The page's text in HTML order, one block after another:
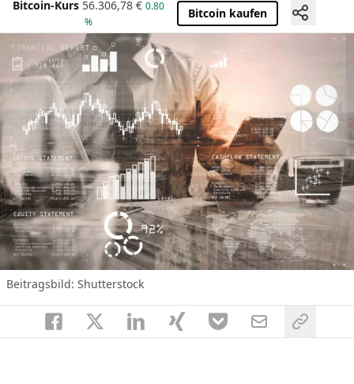
Bitcoin-Kurs 56.306,78 € 0.80
%
Bitcoin kaufen
Beitragsbild: Shutterstock